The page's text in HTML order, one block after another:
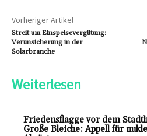
Vorheriger Artikel
Streit um Einspeisevergütung:
Verunsicherung in der
Solarbranche
Weiterlesen
Friedensflagge vor dem
Große Bleiche: Appell für